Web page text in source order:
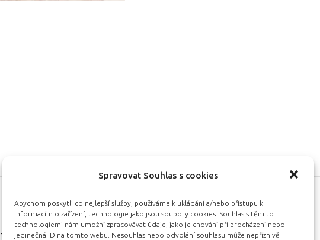
Spravovat Souhlas s cookies
Abychom poskytli co nejlepší služby, používáme k ukládání a/nebo přístupu k
informacím o zařízení, technologie jako jsou soubory cookies. Souhlas s těmito
technologiemi nám umožní zpracovávat údaje, jako je chování při procházení nebo
jedinečná ID na tomto webu. Nesouhlas nebo odvolání souhlasu může nepříznivě
Kontakt
+420 721 885 389